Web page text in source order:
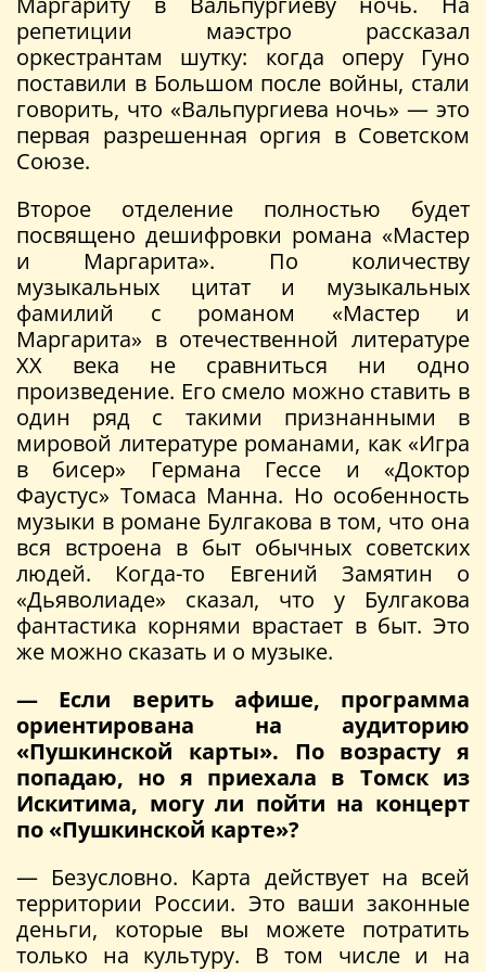
репетиции маэстро рассказал
оркестрантам шутку: когда оперу Гуно
поставили в Большом после войны, стали
говорить, что «Вальпургиева ночь» — это
первая разрешенная оргия в Советском
Союзе.
Второе отделение полностью будет
посвящено дешифровки романа «Мастер
и Маргарита». По количеству
музыкальных цитат и музыкальных
фамилий с романом «Мастер и
Маргарита» в отечественной литературе
ХХ века не сравниться ни одно
произведение. Его смело можно ставить в
один ряд с такими признанными в
мировой литературе романами, как «Игра
в бисер» Германа Гессе и «Доктор
Фаустус» Томаса Манна. Но особенность
музыки в романе Булгакова в том, что она
вся встроена в быт обычных советских
людей. Когда-то Евгений Замятин о
«Дьяволиаде» сказал, что у Булгакова
фантастика корнями врастает в быт. Это
же можно сказать и о музыке.
— Если верить афише, программа
ориентирована на аудиторию
«Пушкинской карты». По возрасту я
попадаю, но я приехала в Томск из
Искитима, могу ли пойти на концерт
по «Пушкинской карте»?
— Безусловно. Карта действует на всей
территории России. Это ваши законные
деньги, которые вы можете потратить
только на культуру. В том числе и на